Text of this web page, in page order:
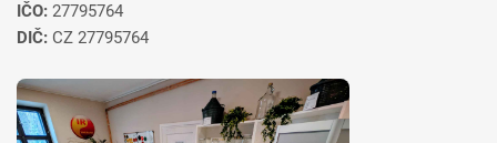
IČO: 27795764
DIČ: CZ 27795764